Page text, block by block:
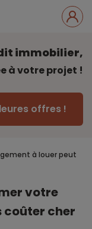
immobilier,
à votre projet !
offres !
à louer peut
votre
coûter cher